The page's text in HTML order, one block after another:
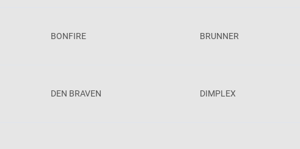
BONFIRE BRUNNER
DEN BRAVEN DIMPLEX